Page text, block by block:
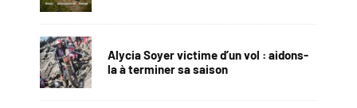
Alycia Soyer victime d’un vol : aidons-
la à terminer sa saison